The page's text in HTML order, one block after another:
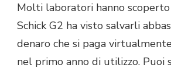
Molti laboratori hanno
Schick G2 ha visto salvarli
denaro che si paga
nel primo anno di utilizzo. Puoi